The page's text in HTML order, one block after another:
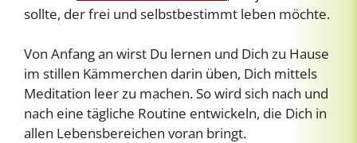
sollte, der frei und selbstbestimmt leben möchte.
Von Anfang an wirst Du lernen und Dich zu Hause
im stillen Kämmerchen darin üben, Dich mittels
Meditation leer zu machen. So wird sich nach und
nach eine tägliche Routine entwickeln, die Dich in
allen Lebensbereichen voran bringt.